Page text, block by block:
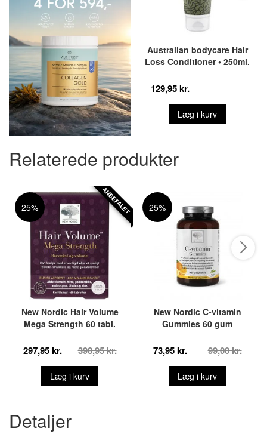
Australian bodycare Hair
Loss Conditioner • 250ml.
129,95 kr.
Læg i kurv
Relaterede produkter
25%
New Nordic Hair Volume
Mega Strength 60 tabl.
297,95 kr. 398,95 kr.
Læg i kurv
ANBEFALET 25%
New Nordic C-vitamin
Gummies 60 gum
73,95 kr. 99,00 kr.
Læg i kurv
Detaljer